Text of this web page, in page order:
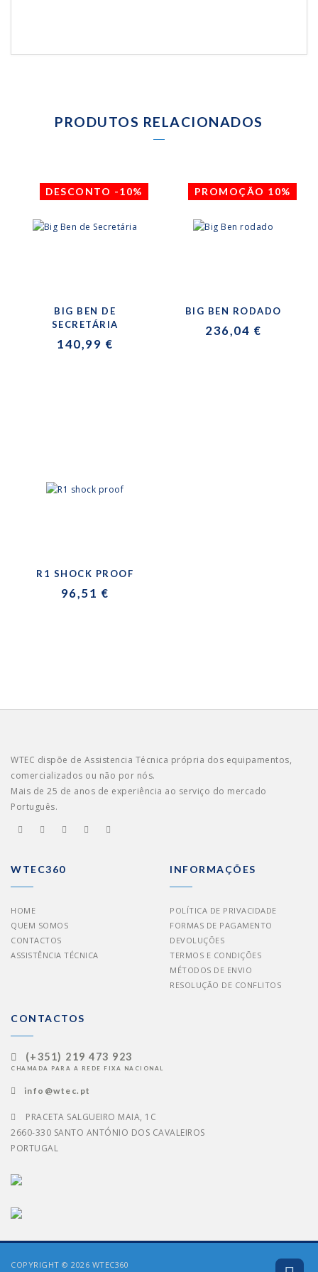
PRODUTOS RELACIONADOS
DESCONTO -10%
BIG BEN DE
SECRETÁRIA
140,99 €
PROMOÇÃO 10%
BIG BEN RODADO
236,04 €
R1 SHOCK PROOF
96,51 €
WTEC dispõe de Assistencia Técnica própria dos equipamentos,
comercializados ou não por nós.
Mais de 25 de anos de experiência ao serviço do mercado
Português.
WTEC360
HOME
QUEM SOMOS
CONTACTOS
ASSISTÊNCIA TÉCNICA
INFORMAÇÕES
POLÍTICA DE PRIVACIDADE
FORMAS DE PAGAMENTO
DEVOLUÇÕES
TERMOS E CONDIÇÕES
MÉTODOS DE ENVIO
RESOLUÇÃO DE CONFLITOS
CONTACTOS
(+351) 219 473 923
CHAMADA PARA A REDE FIXA NACIONAL
info@wtec.pt
PRACETA SALGUEIRO MAIA, 1C
2660-330 SANTO ANTÓNIO DOS CAVALEIROS
PORTUGAL
COPYRIGHT © 2026 WTEC360